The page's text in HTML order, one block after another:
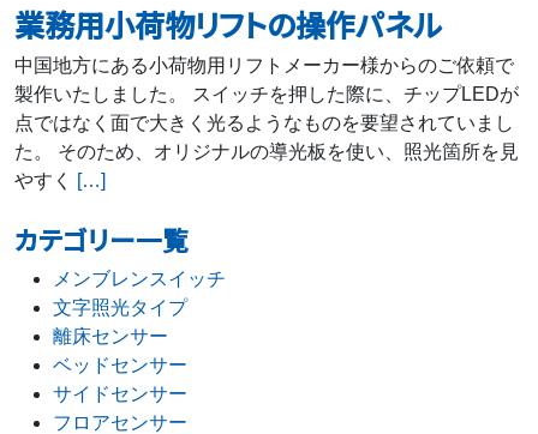
業務用小荷物リフトの操作パネル
中国地方にある小荷物用リフトメーカー様からのご依頼で
製作いたしました。 スイッチを押した際に、チップLEDが
点ではなく面で大きく光るようなものを要望されていまし
た。 そのため、オリジナルの導光板を使い、照光箇所を見
やすく
[…]
カテゴリー一覧
メンブレンスイッチ
文字照光タイプ
離床センサー
ベッドセンサー
サイドセンサー
フロアセンサー